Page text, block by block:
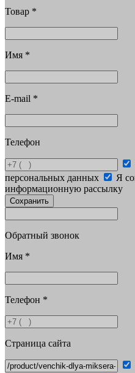
Товар *
Имя *
E-mail *
Телефон
персональных данных
Я
информационную рассылку
Сохранить
Обратный звонок
Имя *
Телефон *
Страница сайта